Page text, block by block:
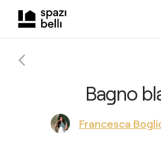
Bagno
Francesca